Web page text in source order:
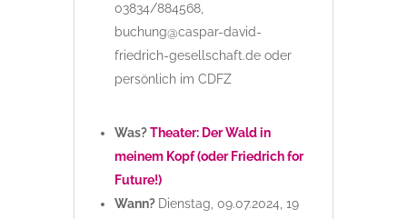
03834/884568,
buchung@caspar-david-
friedrich-gesellschaft.de oder
persönlich im CDFZ
Was?Theater: Der Wald in
meinem Kopf (oder Friedrich for
Future!)
Wann? Dienstag, 09.07.2024, 19